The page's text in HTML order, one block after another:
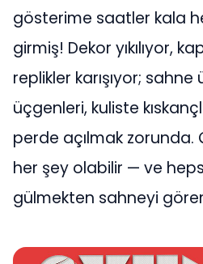
gösterime saatler kala
girmiş! Dekor yıkılıyor,
replikler karışıyor;
üçgenleri, kuliste
perde açılmak
her şey olabilir — ve
gülmekten sahneyi